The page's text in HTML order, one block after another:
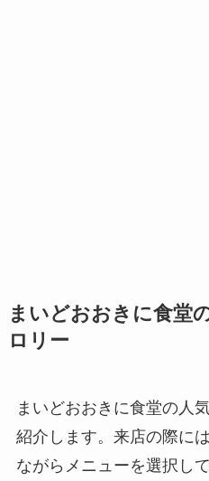
まいどおおきに食堂
ロリー
まいどおおきに食堂の人
紹介します。来店の際に
ながらメニューを選択し